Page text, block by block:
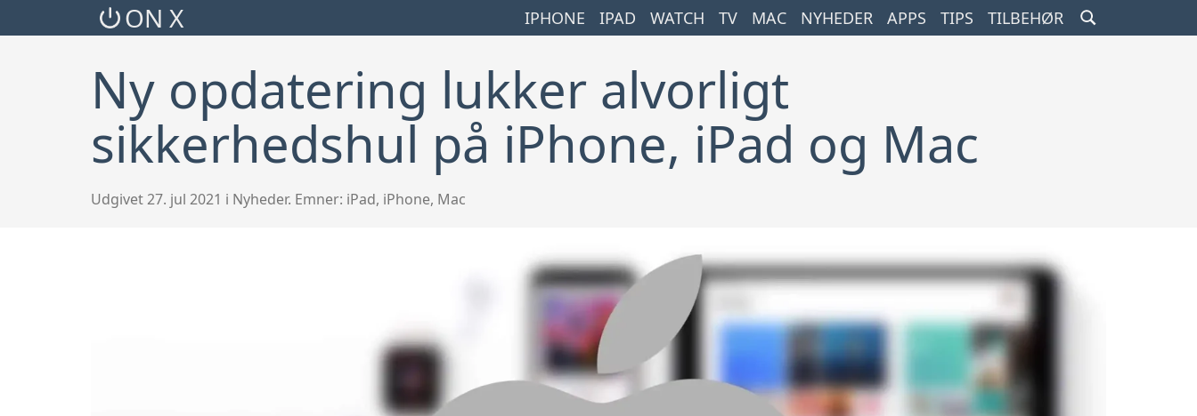
ON X IPHONE IPAD WATCH TV MAC NYHEDER APPS TIPS TILBEHØR
Ny opdatering lukker alvorligt
sikkerhedshul på iPhone, iPad og Mac
Udgivet 27. jul 2021 i Nyheder. Emner: iPad, iPhone, Mac